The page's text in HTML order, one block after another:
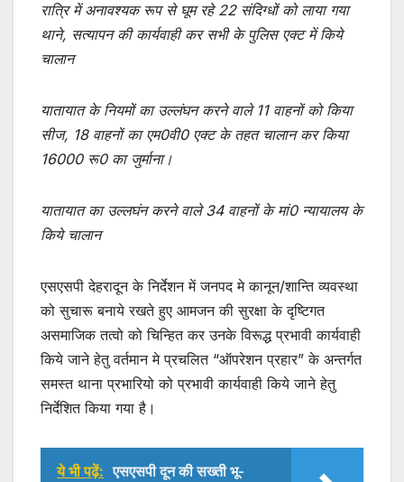
रात्रि में अनावश्यक रूप से घूम रहे 22 संदिग्धों को लाया गया
थाने, सत्यापन की कार्यवाही कर सभी के पुलिस एक्ट में किये
चालान
यातायात के नियमों का उल्लंघन करने वाले 11 वाहनों को किया
सीज, 18 वाहनों का एम0वी0 एक्ट के तहत चालान कर किया
16000 रू0 का जुर्माना।
यातायात का उल्लघंन करने वाले 34 वाहनों के मां0 न्यायालय के
किये चालान
एसएसपी देहरादून के निर्देशन में जनपद मे कानून/शान्ति व्यवस्था
को सुचारू बनाये रखते हुए आमजन की सुरक्षा के दृष्टिगत
असमाजिक तत्वो को चिन्हित कर उनके विरूद्ध प्रभावी कार्यवाही
किये जाने हेतु वर्तमान मे प्रचलित “ऑपरेशन प्रहार” के अन्तर्गत
समस्त थाना प्रभारियो को प्रभावी कार्यवाही किये जाने हेतु
निर्देशित किया गया है।
ये भी पढ़ें: एसएसपी दून की सख्ती भू-